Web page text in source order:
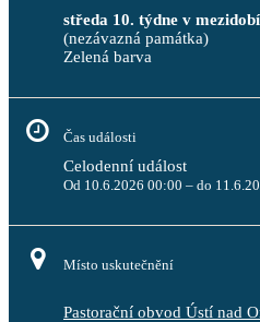
středa 10. týdne v mezidobí
(nezávazná památka)
Čas události
Celodenní událost
Od 10.6.2026 00:00 – do
Místo uskutečnění
Pastorační obvod Ústí nad